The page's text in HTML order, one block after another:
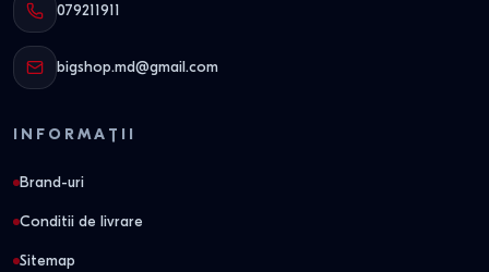
079211911
bigshop.md@gmail.com
INFORMAȚII
Brand-uri
Conditii de livrare
Sitemap